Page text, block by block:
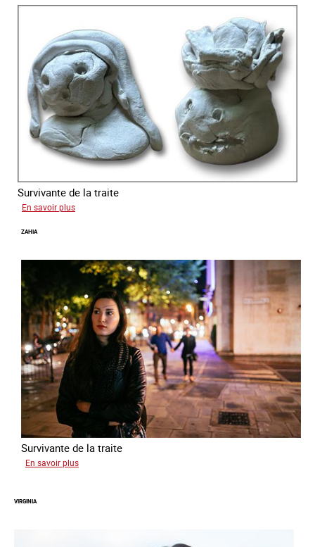
Survivante de la traite
En savoir plus
ZAHIA
Survivante de la traite
En savoir plus
VIRGINIA